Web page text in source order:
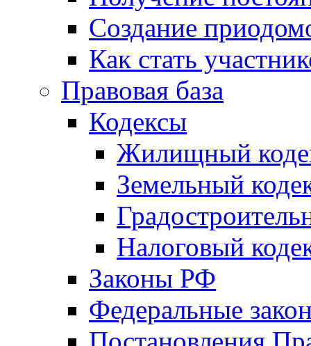
Создание
Как стать
Правовая база
Кодексы
Жилищный
Земельный
Налоговый
Законы РФ
Федеральные